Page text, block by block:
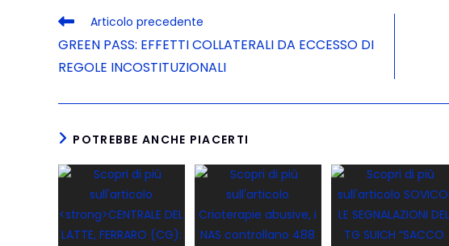
Articolo precedente
GREEN PASS: EFFETTI COLLATERALI DA ECCESSO DI
REGOLE INCOSTITUZIONALI
POTREBBE ANCHE PIACERTI